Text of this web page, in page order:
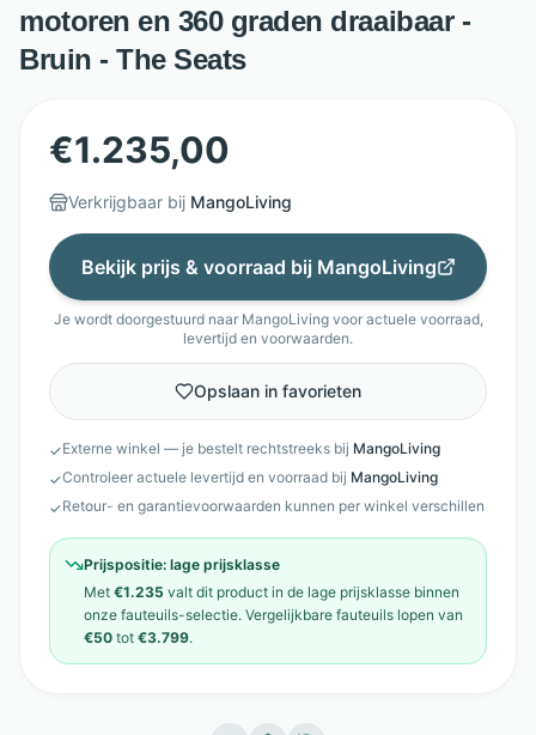
motoren en 360 graden draaibaar -
Bruin - The Seats
€1.235,00
Verkrijgbaar bij MangoLiving
Bekijk prijs & voorraad bij MangoLiving
Je wordt doorgestuurd naar MangoLivingvoor actuele voorraad,
levertijd en voorwaarden.
Opslaan in favorieten
✓Externe winkel — je bestelt rechtstreeks bij MangoLiving
✓Controleer actuele levertijd en voorraad bij MangoLiving
✓Retour- en garantievoorwaarden kunnen per winkel verschillen
Prijspositie: lage prijsklasse
Met €1.235 valt dit product in de lage prijsklasse binnen
onze fauteuils-selectie. Vergelijkbare fauteuils lopen van
€50 tot €3.799.